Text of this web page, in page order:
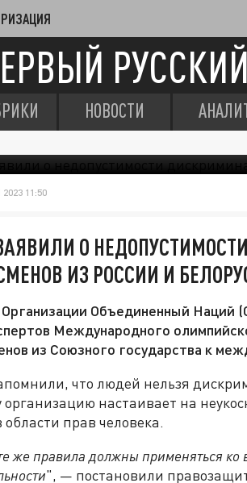
РУССКИЙ
НОВОСТИ
11:50
О
ИЗ РОССИИ И
Объединенный Наций
Международного
из Союзного государства к
что людей нельзя
организацию настаивает на
области прав человека.
же правила должны применяться ко
", — постановили